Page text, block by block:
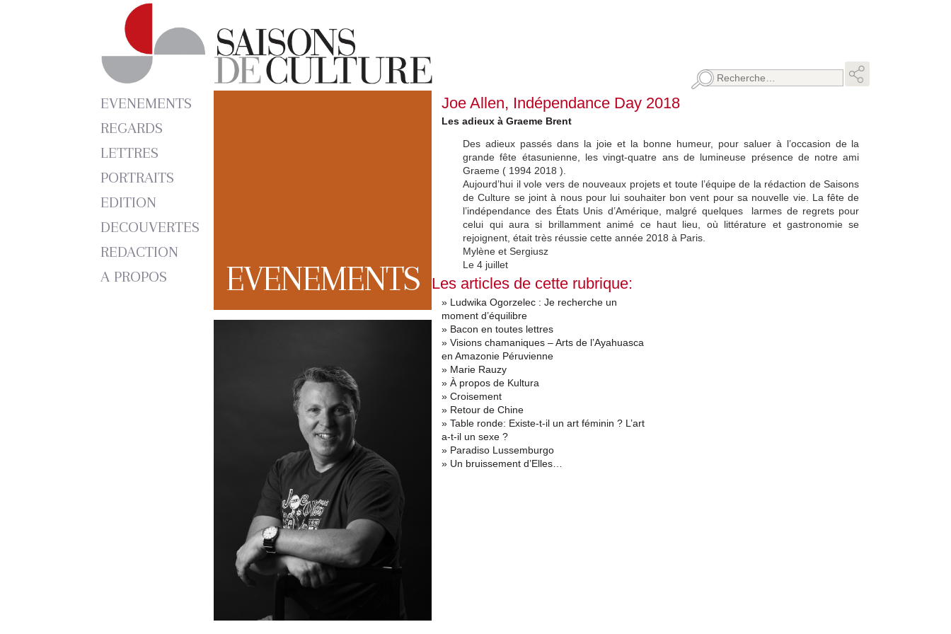
Rechercher :
EVENEMENTS
REGARDS
LETTRES
PORTRAITS
EDITION
DECOUVERTES
REDACTION
A PROPOS
EVENEMENTS
Joe Allen, Indépendance Day 2018
Les adieux à Graeme Brent
Des adieux passés dans la joie et la bonne humeur, pour saluer à l’occasion de la
grande fête étasunienne, les vingt-quatre ans de lumineuse présence de notre ami
Graeme ( 1994 2018 ).
Aujourd’hui il vole vers de nouveaux projets et toute l’équipe de la rédaction de Saisons
de Culture se joint à nous pour lui souhaiter bon vent pour sa nouvelle vie.
La fête de
l’indépendance des États Unis d’Amérique, malgré quelques larmes de regrets pour
celui qui aura si brillamment animé ce haut lieu, où littérature et gastronomie se
rejoignent, était très réussie cette année 2018 à Paris.
Mylène et Sergiusz
Le 4 juillet
Les articles de cette rubrique:
» Ludwika Ogorzelec : Je recherche un
moment d’équilibre
» Bacon en toutes lettres
» Visions chamaniques – Arts de l’Ayahuasca
en Amazonie Péruvienne
» Marie Rauzy
» À propos de Kultura
» Croisement
» Retour de Chine
» Table ronde: Existe-t-il un art féminin ? L’art
a-t-il un sexe ?
» Paradiso Lussemburgo
» Un bruissement d’Elles…